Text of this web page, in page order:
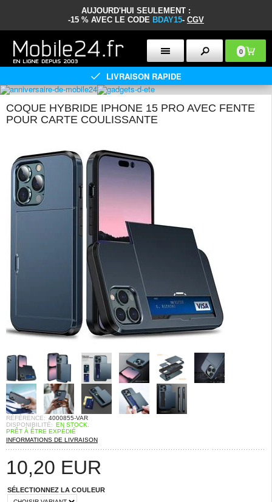
AUJOURD'HUI SEULEMENT :
-15 % AVEC LE CODE BDAY15- CGV
0
LIVRAISON RAPIDE
COQUE HYBRIDE IPHONE 15 PRO AVEC FENTE
POUR CARTE COULISSANTE
RÉFÉRENCE: 4000855-VAR
DISPONIBILITÉ: EN STOCK.
PRÊT À ÊTRE EXPÉDIÉ
INFORMATIONS DE LIVRAISON
10,20 EUR
SÉLECTIONNEZ LA COULEUR